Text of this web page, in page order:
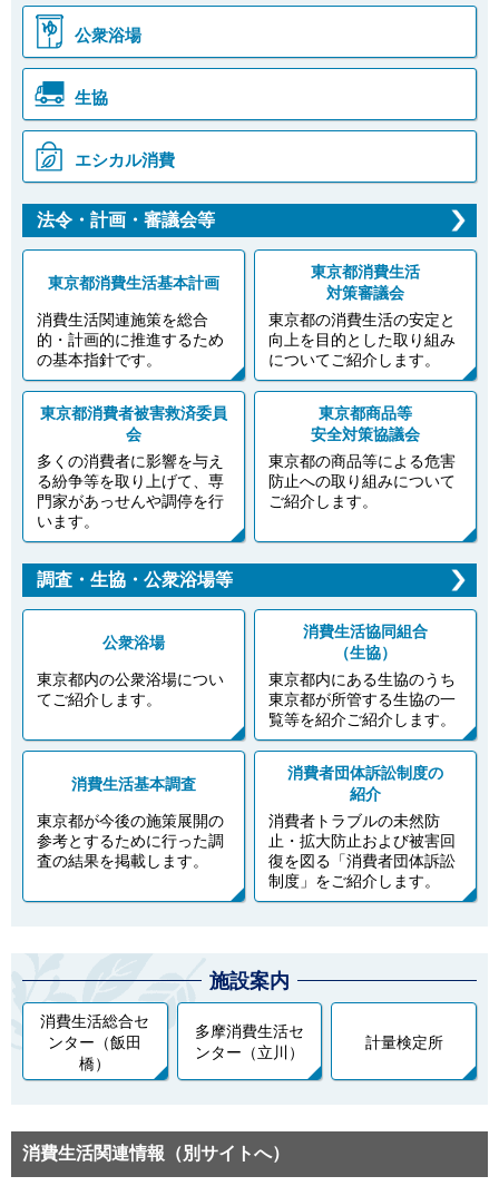
公衆浴場
生協
エシカル消費
法令・計画・審議会等
東京都消費生活基本計画
消費生活関連施策を総合
的・計画的に推進するため
の基本指針です。
東京都消費生活
対策審議会
東京都の消費生活の安定と
向上を目的とした取り組み
についてご紹介します。
東京都消費者被害救済委員
会
多くの消費者に影響を与え
る紛争等を取り上げて、専
門家があっせんや調停を行
います。
東京都商品等
安全対策協議会
東京都の商品等による危害
防止への取り組みについて
ご紹介します。
調査・生協・公衆浴場等
公衆浴場
東京都内の公衆浴場につい
てご紹介します。
消費生活協同組合
（生協）
東京都内にある生協のうち
東京都が所管する生協の一
覧等を紹介ご紹介します。
消費生活基本調査
東京都が今後の施策展開の
参考とするために行った調
査の結果を掲載します。
消費者団体訴訟制度の
紹介
消費者トラブルの未然防
止・拡大防止および被害回
復を図る「消費者団体訴訟
制度」をご紹介します。
施設案内
消費生活総合セ
ンター（飯田
橋）
多摩消費生活セ
ンター（立川）
計量検定所
消費生活関連情報（別サイトへ）